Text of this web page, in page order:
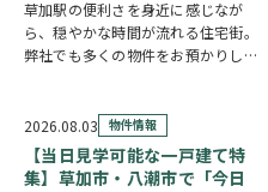
草加駅の便利さを身近に感じなが
ら、穏やかな時間が流れる住宅街。
弊社でも多くの物件をお預かりして
10分圏内の便利な立地 手代は東武
スカイツリーライン「草加駅」が生
活圏です。北千…
2026.08.03 物件情報
【当日見学可能な一戸建て特
集】草加市・八潮市で「今日